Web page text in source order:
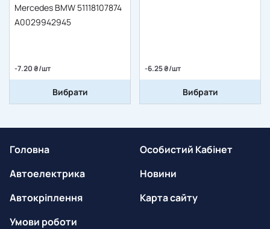
Mercedes BMW 51118107874
A0029942945
-7.20 ₴/шт
Вибрати
-6.25 ₴/шт
Вибрати
Головна
Автоелектрика
Автокріплення
Умови роботи
Особистий Кабінет
Новини
Карта сайту